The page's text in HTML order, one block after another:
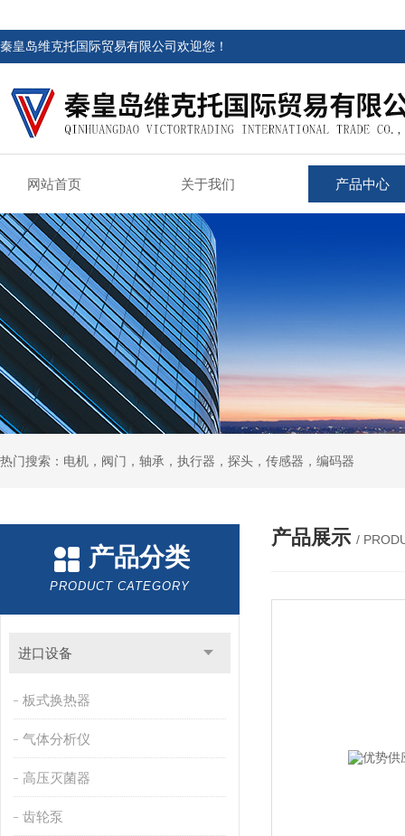
秦皇岛维克托国际贸易有限公司欢迎您！
网站首页 关于我们 产品中心
热门搜索：电机，阀门，轴承，执行器，探头，传感器，编码器
产品分类
PRODUCT CATEGORY
进口设备
板式换热器
气体分析仪
高压灭菌器
齿轮泵
产品展示 /